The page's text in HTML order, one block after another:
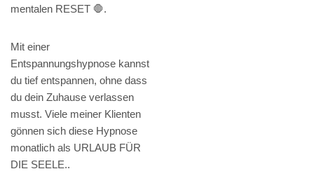
mentalen RESET 🛑.
Mit einer
Entspannungshypnose kannst
du tief entspannen, ohne dass
du dein Zuhause verlassen
musst. Viele meiner Klienten
gönnen sich diese Hypnose
monatlich als URLAUB FÜR
DIE SEELE..